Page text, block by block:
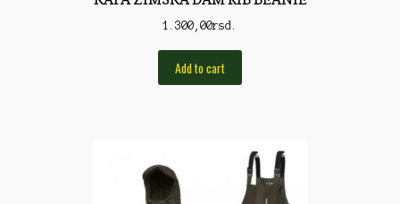
1.300,00rsd.
Add to cart